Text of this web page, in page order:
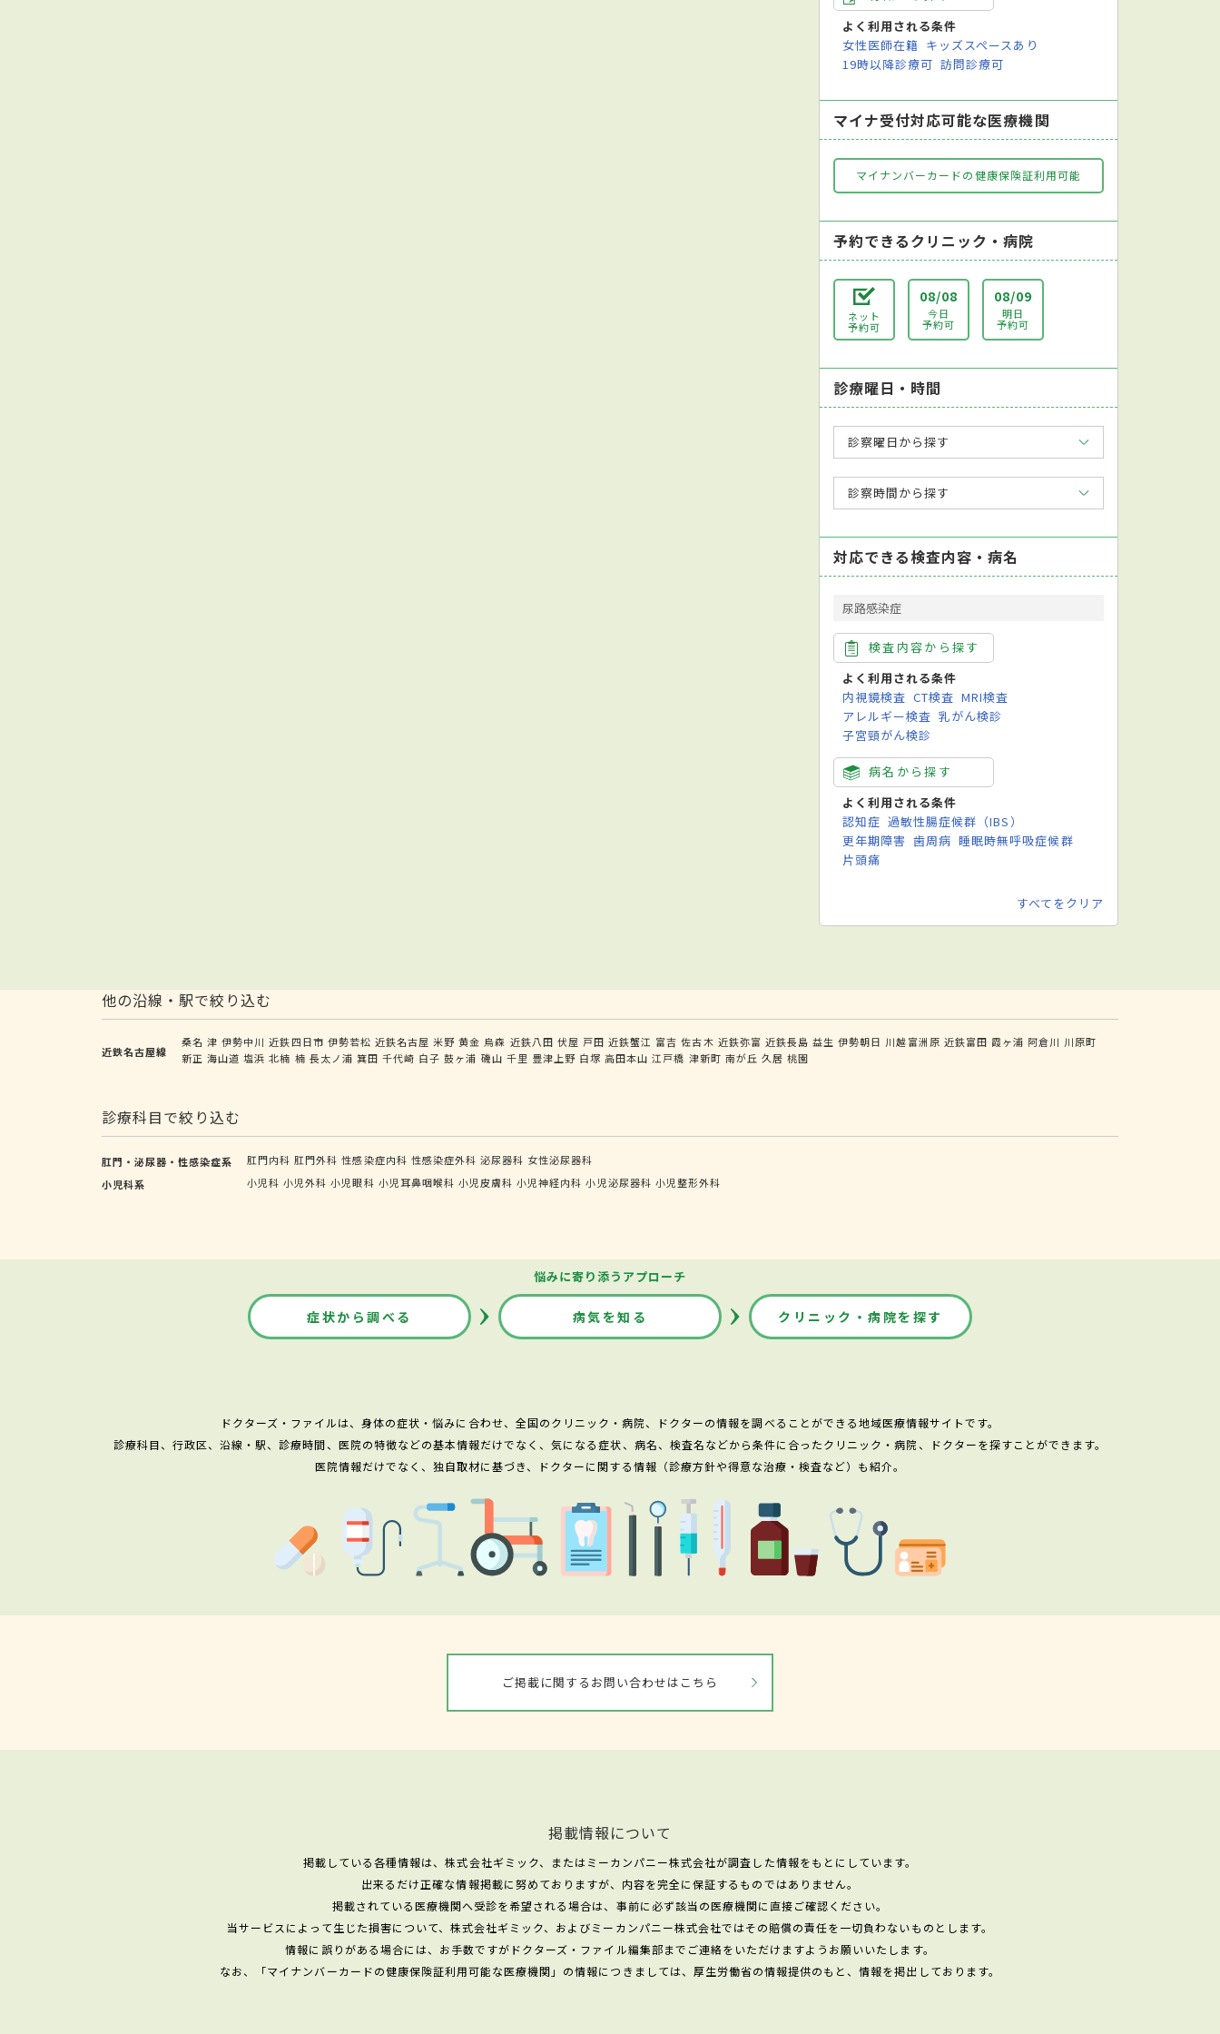
よく利用される条件
女性医師在籍 キッズスペースあり
19時以降診療可 訪問診療可
マイナ受付対応可能な医療機関
マイナンバーカードの健康保険証利用可能
予約できるクリニック・病院
ネット
予約可
08/08
今日
予約可
08/09
明日
予約可
診療曜日・時間
診察曜日から探す
診察時間から探す
対応できる検査内容・病名
尿路感染症
検査内容から探す
よく利用される条件
内視鏡検査 CT検査 MRI検査
アレルギー検査 乳がん検診
子宮頸がん検診
病名から探す
よく利用される条件
認知症 過敏性腸症候群（IBS）
更年期障害 歯周病 睡眠時無呼吸症候群
片頭痛
すべてをクリア
他の沿線・駅で絞り込む
近鉄名古屋線
桑名 津 伊勢中川 近鉄四日市 伊勢若松 近鉄名古屋 米野 黄金 烏森 近鉄八田 伏屋 戸田 近鉄蟹江 富吉 佐古木 近鉄弥富 近鉄長島 益生 伊勢朝日 川越富洲原 近鉄富田 霞ヶ浦 阿倉川 川原町
新正 海山道 塩浜 北楠 楠 長太ノ浦 箕田 千代崎 白子 鼓ヶ浦 磯山 千里 豊津上野 白塚 高田本山 江戸橋 津新町 南が丘 久居 桃園
診療科目で絞り込む
肛門・泌尿器・性感染症系 肛門内科 肛門外科 性感染症内科 性感染症外科 泌尿器科 女性泌尿器科
小児科系
小児科 小児外科 小児眼科 小児耳鼻咽喉科 小児皮膚科 小児神経内科 小児泌尿器科 小児整形外科
悩みに寄り添うアプローチ
症状から調べる 病気を知る クリニック・病院を探す
ドクターズ・ファイルは、身体の症状・悩みに合わせ、全国のクリニック・病院、ドクターの情報を調べることができる地域医療情報サイトです。
診療科目、行政区、沿線・駅、診療時間、医院の特徴などの基本情報だけでなく、気になる症状、病名、検査名などから条件に合ったクリニック・病院、ドクターを探すことができます。
医院情報だけでなく、独自取材に基づき、ドクターに関する情報（診療方針や得意な治療・検査など）も紹介。
ご掲載に関するお問い合わせはこちら
掲載情報について
掲載している各種情報は、株式会社ギミック、またはミーカンパニー株式会社が調査した情報をもとにしています。
出来るだけ正確な情報掲載に努めておりますが、内容を完全に保証するものではありません。
掲載されている医療機関へ受診を希望される場合は、事前に必ず該当の医療機関に直接ご確認ください。
当サービスによって生じた損害について、株式会社ギミック、およびミーカンパニー株式会社ではその賠償の責任を一切負わないものとします。
情報に誤りがある場合には、お手数ですがドクターズ・ファイル編集部までご連絡をいただけますようお願いいたします。
なお、「マイナンバーカードの健康保険証利用可能な医療機関」の情報につきましては、厚生労働省の情報提供のもと、情報を掲出しております。